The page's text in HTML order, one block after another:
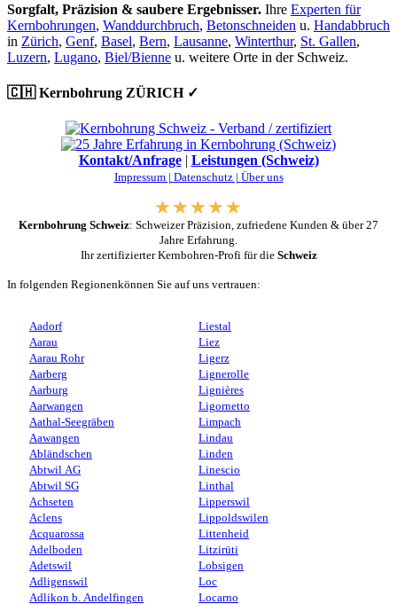
Sorgfalt, Präzision & saubere Ergebnisser. Ihre Experten für
Kernbohrungen, Wanddurchbruch, Betonschneiden u. Handabbruch
in Zürich, Genf, Basel, Bern, Lausanne, Winterthur, St. Gallen,
Luzern, Lugano, Biel/Bienne u. weitere Orte in der Schweiz.
🇨🇭 Kernbohrung ZÜRICH ✓
Kontakt/Anfrage| Leistungen (Schweiz)
Impressum | Datenschutz | Über uns
Kernbohrung Schweiz: Schweizer Präzision, zufriedene Kunden & über 27
Jahre Erfahrung.
Ihr zertifizierter Kernbohren-Profi für die Schweiz
In folgenden Regionenkönnen Sie auf uns vertrauen:
Aadorf
Aarau
Aarau Rohr
Aarberg
Aarburg
Aarwangen
Aathal-Seegräben
Aawangen
Abländschen
Abtwil AG
Abtwil SG
Achseten
Aclens
Acquarossa
Adelboden
Adetswil
Adligenswil
Adlikon b. Andelfingen
Liestal
Liez
Ligerz
Lignerolle
Lignières
Ligornetto
Limpach
Lindau
Linden
Linescio
Linthal
Lipperswil
Lippoldswilen
Littenheid
Litzirüti
Lobsigen
Loc
Locarno